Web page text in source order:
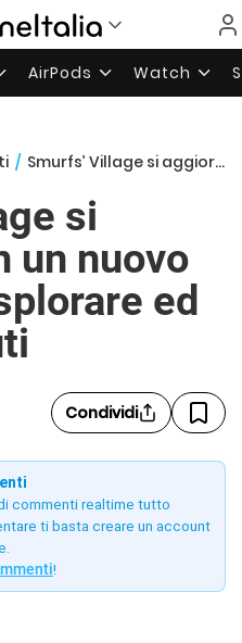
AirPods Watch
/ Smurfs’ Village si aggiorna con un nuovo settore da esplorare ed altri contenuti
si
un nuovo
ed
Condividi
commenti realtime tutto
ti basta creare un account
!